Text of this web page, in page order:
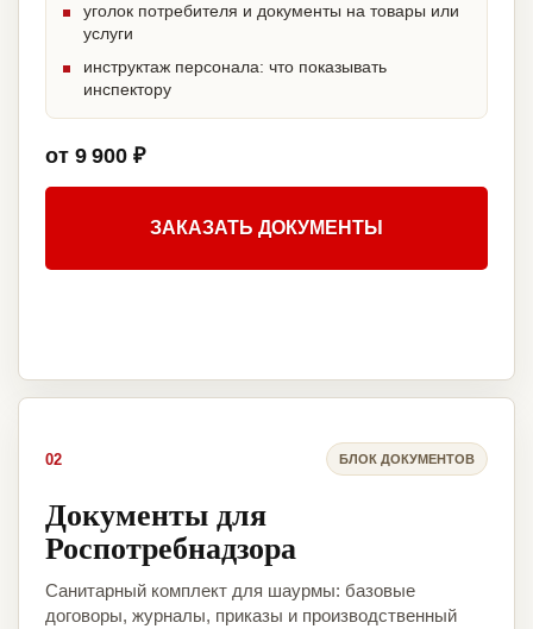
уголок потребителя и документы на товары или
услуги
инструктаж персонала: что показывать
инспектору
от 9 900 ₽
ЗАКАЗАТЬ ДОКУМЕНТЫ
02 БЛОК ДОКУМЕНТОВ
Документы для
Роспотребнадзора
Санитарный комплект для шаурмы: базовые
договоры, журналы, приказы и производственный